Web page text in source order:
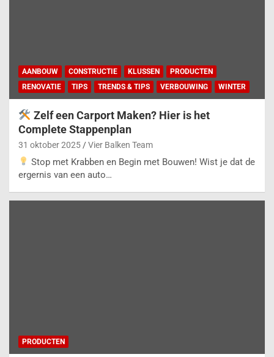
AANBOUW CONSTRUCTIE KLUSSEN
PRODUCTEN
RENOVATIE
TIPS TRENDS & TIPS VERBOUWING WINTER
Zelf een Carport Maken? Hier is het
Complete Stappenplan
31 oktober 2025 Vier Balken Team
Stop met Krabben en Begin met Bouwen! Wist je dat de
ergernis van een auto…
PRODUCTEN